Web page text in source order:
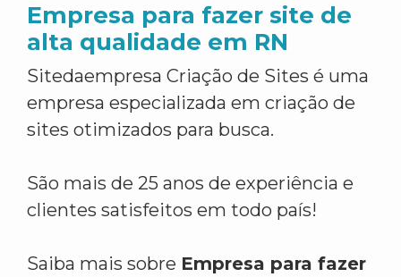
Empresa para fazer site de
alta qualidade em RN
Sitedaempresa Criação de Sites é uma
empresa especializada em criação de
sites otimizados para busca.
São mais de 25 anos de experiência e
clientes satisfeitos em todo país!
Saiba mais sobre Empresa para fazer